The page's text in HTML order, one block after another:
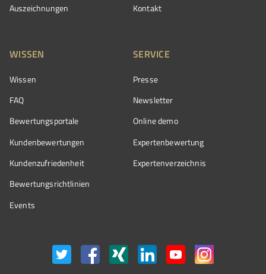
Auszeichnungen
Kontakt
WISSEN
Wissen
FAQ
Bewertungsportale
Kundenbewertungen
Kundenzufriedenheit
Bewertungs­richtlinien
Events
SERVICE
Presse
Newsletter
Online demo
Expertenbewertung
Expertenverzeichnis